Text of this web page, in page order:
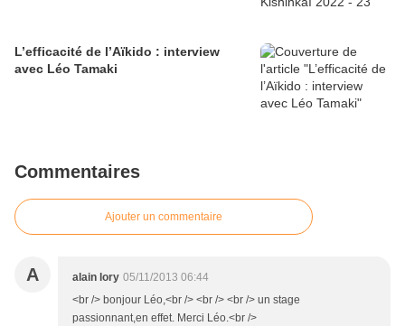
L’efficacité de l’Aïkido : interview
avec Léo Tamaki
Commentaires
Ajouter un commentaire
A alain lory 05/11/2013 06:44
<br /> bonjour Léo,<br /> <br /> <br /> un stage
passionnant,en effet. Merci Léo.<br />